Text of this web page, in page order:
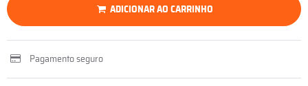
ADICIONAR AO CARRINHO
Pagamento seguro